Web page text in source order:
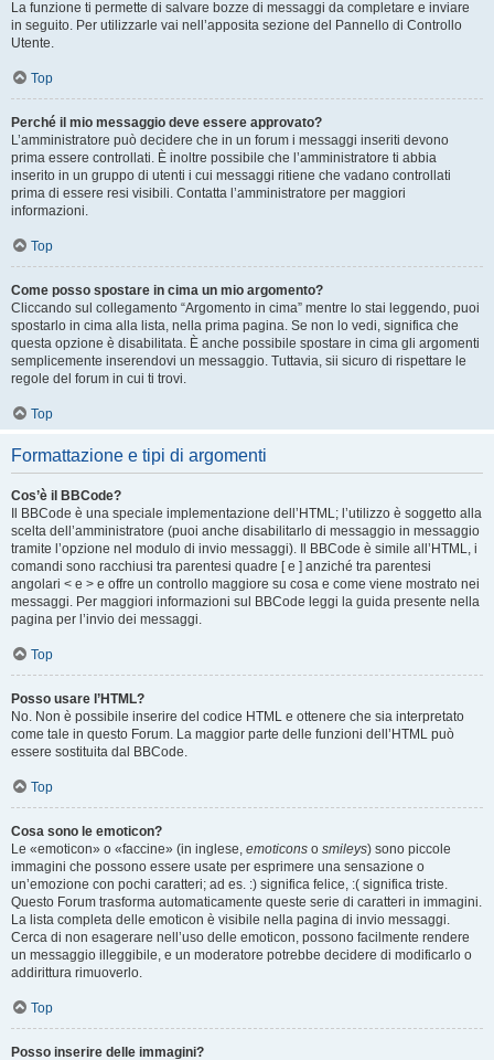
La funzione ti permette di salvare bozze di messaggi da completare e inviare
in seguito. Per utilizzarle vai nell’apposita sezione del Pannello di Controllo
Utente.
Top
Perché il mio messaggio deve essere approvato?
L’amministratore può decidere che in un forum i messaggi inseriti devono
prima essere controllati. È inoltre possibile che l’amministratore ti abbia
inserito in un gruppo di utenti i cui messaggi ritiene che vadano controllati
prima di essere resi visibili. Contatta l’amministratore per maggiori
informazioni.
Top
Come posso spostare in cima un mio argomento?
Cliccando sul collegamento “Argomento in cima” mentre lo stai leggendo, puoi
spostarlo in cima alla lista, nella prima pagina. Se non lo vedi, significa che
questa opzione è disabilitata. È anche possibile spostare in cima gli argomenti
semplicemente inserendovi un messaggio. Tuttavia, sii sicuro di rispettare le
regole del forum in cui ti trovi.
Top
Formattazione e tipi di argomenti
Cos’è il BBCode?
Il BBCode è una speciale implementazione dell’HTML; l’utilizzo è soggetto alla
scelta dell’amministratore (puoi anche disabilitarlo di messaggio in messaggio
tramite l’opzione nel modulo di invio messaggi). Il BBCode è simile all’HTML, i
comandi sono racchiusi tra parentesi quadre [ e ] anziché tra parentesi
angolari < e > e offre un controllo maggiore su cosa e come viene mostrato nei
messaggi. Per maggiori informazioni sul BBCode leggi la guida presente nella
pagina per l’invio dei messaggi.
Top
Posso usare l’HTML?
No. Non è possibile inserire del codice HTML e ottenere che sia interpretato
come tale in questo Forum. La maggior parte delle funzioni dell’HTML può
essere sostituita dal BBCode.
Top
Cosa sono le emoticon?
Le «emoticon» o «faccine» (in inglese, emoticons o smileys) sono piccole
immagini che possono essere usate per esprimere una sensazione o
un’emozione con pochi caratteri; ad es. :) significa felice, :( significa triste.
Questo Forum trasforma automaticamente queste serie di caratteri in immagini.
La lista completa delle emoticon è visibile nella pagina di invio messaggi.
Cerca di non esagerare nell’uso delle emoticon, possono facilmente rendere
un messaggio illeggibile, e un moderatore potrebbe decidere di modificarlo o
addirittura rimuoverlo.
Top
Posso inserire delle immagini?